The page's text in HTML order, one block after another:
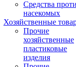
Средства
насекомых
Хозяйственные
Прочие
хозяйственные
пластиковые
изделия